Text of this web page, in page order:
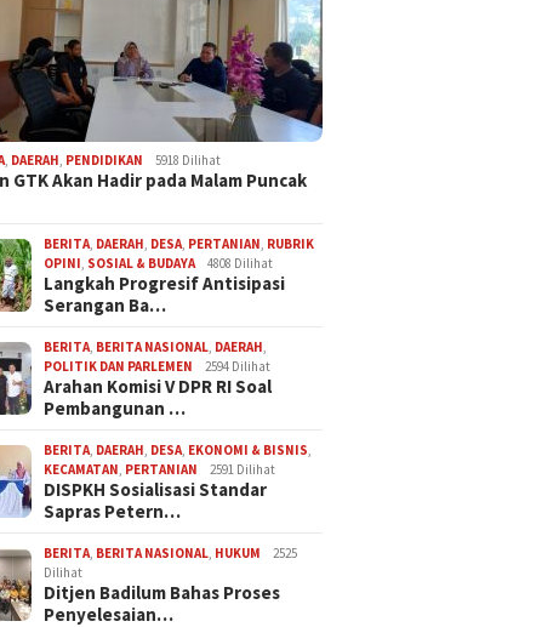
DAERAH PENDIDIKAN 5918 Dilihat
GTK Akan Hadir pada Malam Puncak
BERITA DAERAH DESA PERTANIAN RUBRIK
OPINI SOSIAL & BUDAYA 4808 Dilihat
Langkah Progresif Antisipasi
Serangan Ba…
BERITA BERITA NASIONAL DAERAH
POLITIK DAN PARLEMEN
2594 Dilihat
Arahan Komisi V DPR RI Soal
Pembangunan …
BERITA DAERAH DESA EKONOMI & BISNIS
KECAMATAN PERTANIAN 2591 Dilihat
DISPKH Sosialisasi Standar
Sapras Petern…
BERITA BERITA NASIONAL HUKUM
2525
Dilihat
Ditjen Badilum Bahas Proses
Penyelesaian…